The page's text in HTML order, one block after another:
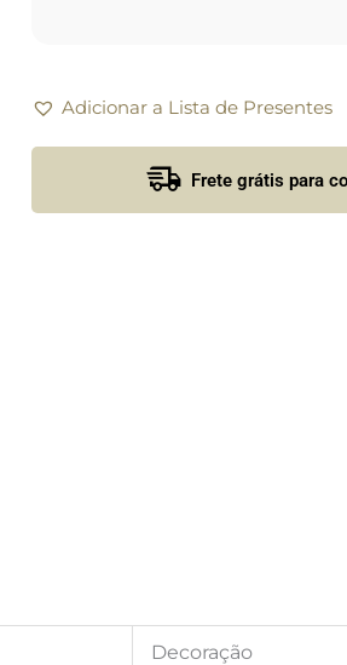
Adicionar a Lista de Presentes
Frete grátis para
Decoração